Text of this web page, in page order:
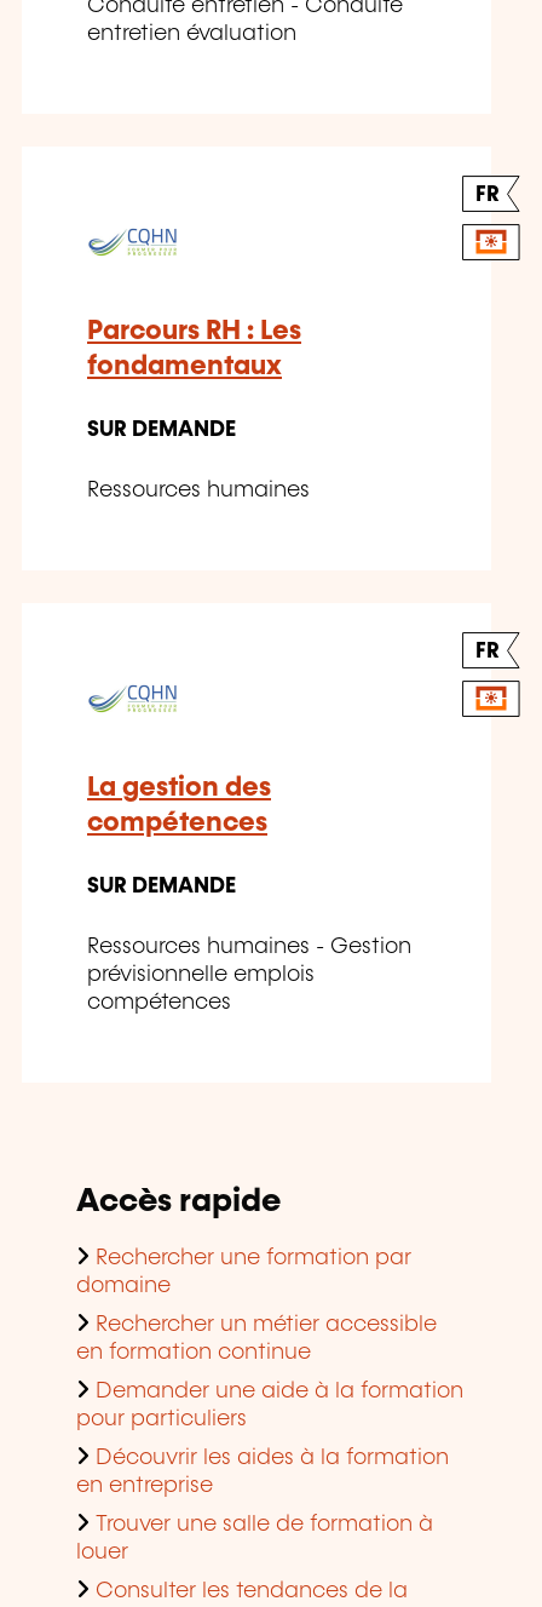
Conduite entretien - Conduite
entretien évaluation
FR
Parcours RH : Les
fondamentaux
SUR DEMANDE
Ressources humaines
FR
La gestion des
compétences
SUR DEMANDE
Ressources humaines - Gestion
prévisionnelle emplois
compétences
Accès rapide
Rechercher une formation par
domaine
Rechercher un métier accessible
en formation continue
Demander une aide à la formation
pour particuliers
Découvrir les aides à la formation
en entreprise
Trouver une salle de formation à
louer
Consulter les tendances de la